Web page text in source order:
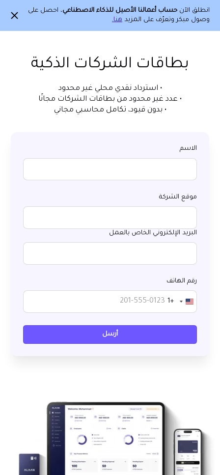
انطلق الآن حساب أعمالنا الأصيل للذكاء الاصطناعي، احصل على
وصول مبكر وتعرّف على المزيد هنا.
بطاقات الشركات الذكية
• استرداد نقدي محلي غير محدود
• عدد غير محدود من بطاقات الشركات مجانًا
• بدون قيود، تكامل محاسبي مجاني
الاسم
موقع الشركة
البريد الإلكتروني الخاص بالعمل
رقم الهاتف
United
States
+1